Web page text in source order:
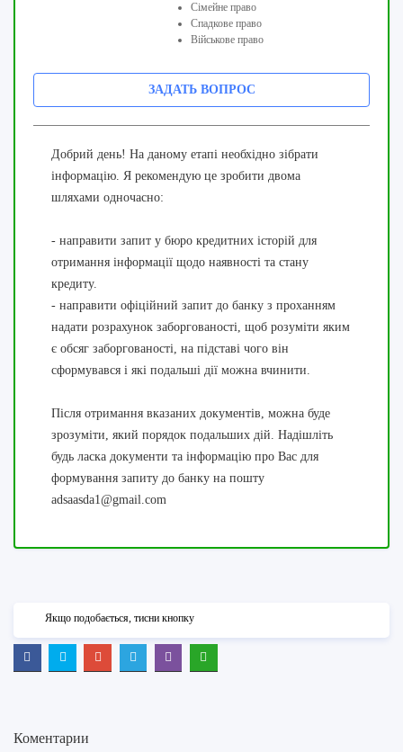
Сімейне право
Спадкове право
Військове право
ЗАДАТЬ ВОПРОС
Добрий день! На даному етапі необхідно зібрати
інформацію. Я рекомендую це зробити двома
шляхами одночасно:
- направити запит у бюро кредитних історій для
отримання інформації щодо наявності та стану
кредиту.
- направити офіційний запит до банку з проханням
надати розрахунок заборгованості, щоб розуміти яким
є обсяг заборгованості, на підставі чого він
сформувався і які подальші дії можна вчинити.
Після отримання вказаних документів, можна буде
зрозуміти, який порядок подальших дій. Надішліть
будь ласка документи та інформацію про Вас для
формування запиту до банку на пошту
adsaasda1@gmail.com
Якщо подобається, тисни кнопку
Коментарии